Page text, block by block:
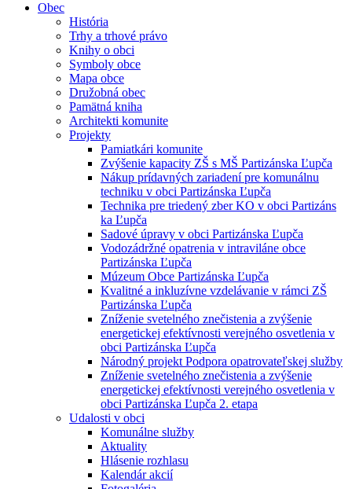
Obec
História
Trhy a trhové právo
Knihy o obci
Symboly obce
Mapa obce
Družobná obec
Pamätná kniha
Architekti komunite
Projekty
Pamiatkári komunite
Zvýšenie kapacity ZŠ s MŠ Partizánska Ľupča
Nákup prídavných zariadení pre komunálnu
techniku v obci Partizánska Ľupča
Technika pre triedený zber KO v obci Partizáns
ka Ľupča
Sadové úpravy v obci Partizánska Ľupča
Vodozádržné opatrenia v intraviláne obce
Partizánska Ľupča
Múzeum Obce Partizánska Ľupča
Kvalitné a inkluzívne vzdelávanie v rámci ZŠ
Partizánska Ľupča
Zníženie svetelného znečistenia a zvýšenie
energetickej efektívnosti verejného osvetlenia v
obci Partizánska Ľupča
Národný projekt Podpora opatrovateľskej služby
Zníženie svetelného znečistenia a zvýšenie
energetickej efektívnosti verejného osvetlenia v
obci Partizánska Ľupča 2. etapa
Udalosti v obci
Komunálne služby
Aktuality
Hlásenie rozhlasu
Kalendár akcií